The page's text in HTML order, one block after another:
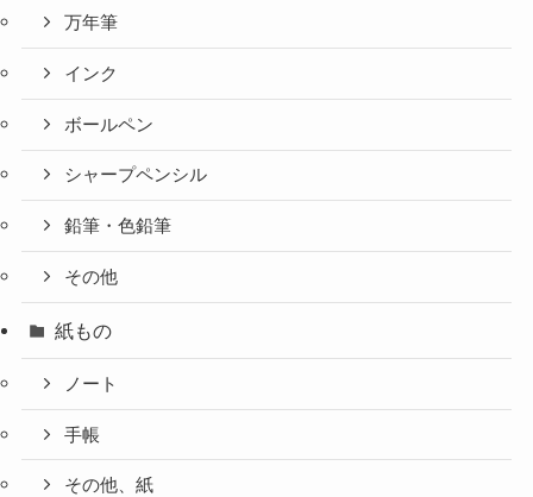
万年筆
インク
ボールペン
シャープペンシル
鉛筆・色鉛筆
その他
紙もの
ノート
手帳
その他、紙